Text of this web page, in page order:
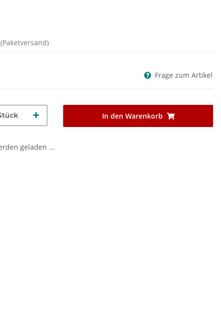
(Paketversand)
Frage zum Artikel
In den Warenkorb
geladen ...